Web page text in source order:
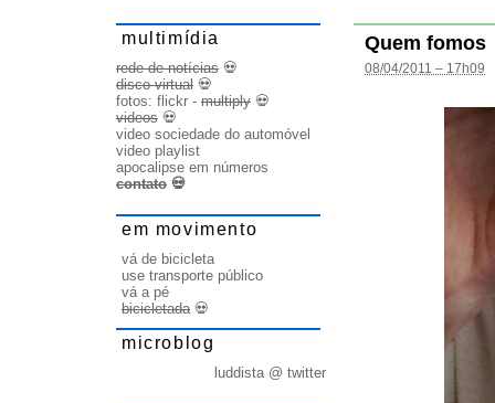
Quem fomos
08/04/2011 – 17h09
multimídia
rede de notícias 💀
disco virtual 💀
fotos: flickr - multiply 💀
videos 💀
video sociedade do automóvel
video playlist
apocalipse em números
contato 💀
em movimento
vá de bicicleta
use transporte público
vá a pé
bicicletada💀
microblog
luddista @ twitter